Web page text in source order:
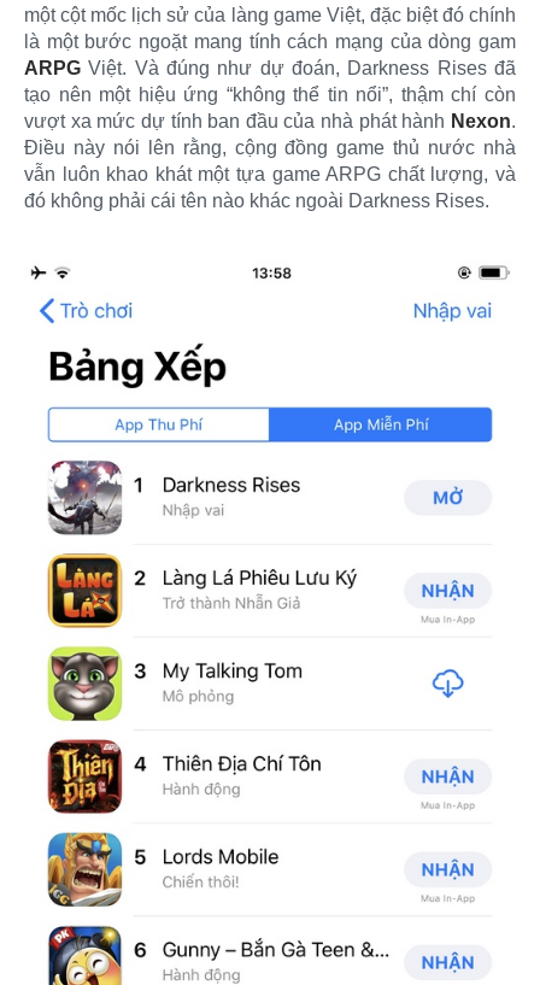
một cột mốc lịch sử của làng game Việt, đặc biệt đó chính
là một bước ngoặt mang tính cách mạng của dòng gam
ARPG Việt. Và đúng như dự đoán, Darkness Rises đã
tạo nên một hiệu ứng “không thể tin nổi”, thậm chí còn
vượt xa mức dự tính ban đầu của nhà phát hành Nexon.
Điều này nói lên rằng, cộng đồng game thủ nước nhà
vẫn luôn khao khát một tựa game ARPG chất lượng, và
đó không phải cái tên nào khác ngoài Darkness Rises.